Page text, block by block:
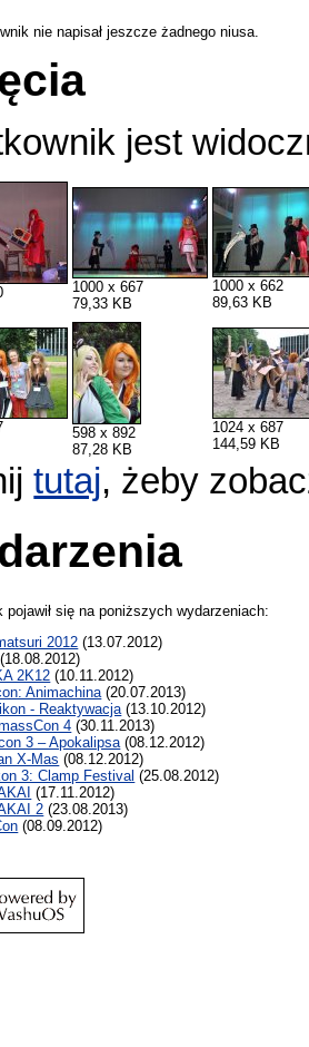
nie napisał jeszcze żadnego niusa.
jest
1000 x 667
79,33 KB
1000 x 662
89,63 KB
598 x 892
87,28 KB
1024 x 687
144,59 KB
tutaj, żeby
pojawił się na poniższych wydarzeniach:
2012 (13.07.2012)
(18.08.2012)
2K12 (10.11.2012)
Animachina(20.07.2013)
- Reaktywacja(13.10.2012)
4 (30.11.2013)
3 – Apokalipsa(08.12.2012)
X-Mas (08.12.2012)
3: Clamp Festival (25.08.2012)
(17.11.2012)
2 (23.08.2013)
(08.09.2012)